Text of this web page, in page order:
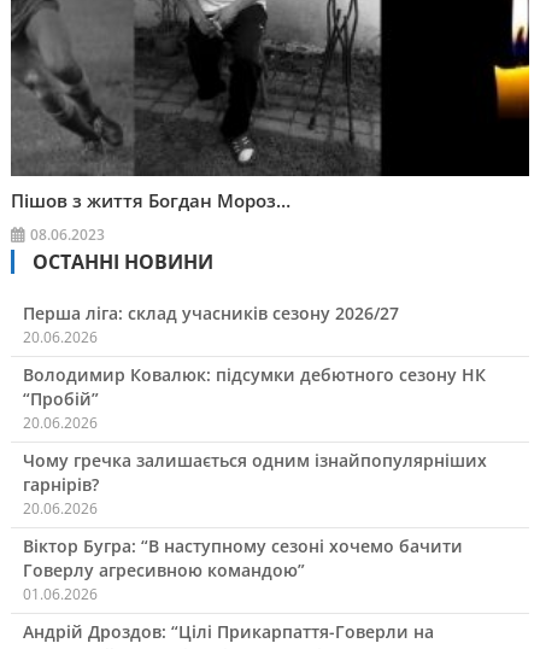
Пішов з життя Богдан Мороз…
08.06.2023
ОСТАННІ НОВИНИ
Перша ліга: склад учасників сезону 2026/27
20.06.2026
Володимир Ковалюк: підсумки дебютного сезону НК
“Пробій”
20.06.2026
Чому гречка залишається одним ізнайпопулярніших
гарнірів?
20.06.2026
Віктор Бугра: “В наступному сезоні хочемо бачити
Говерлу агресивною командою”
01.06.2026
Андрій Дроздов: “Цілі Прикарпаття-Говерли на